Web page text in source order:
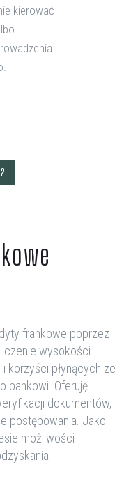
kierować
2
frankowe poprzez
wysokości
i korzyści płynących ze
bankowi. Oferuję
dokumentów,
postępowania Jako
możliwości